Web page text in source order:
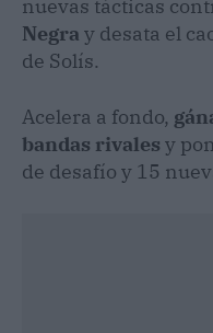
nuevas tácticas
Negra y desata el
de Solís.
Acelera a fondo,
bandas rivales y
de desafío y 15